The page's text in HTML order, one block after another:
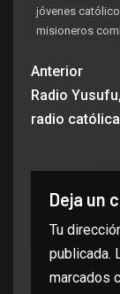
jóvenes
misioneros
Anterior
Radio
radio
Deja un
Tu
publicada.
marcados